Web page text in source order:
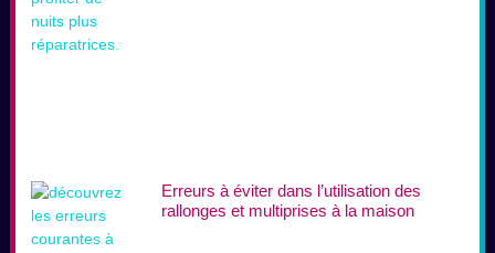
Erreurs à éviter dans l’utilisation des
rallonges et multiprises à la maison